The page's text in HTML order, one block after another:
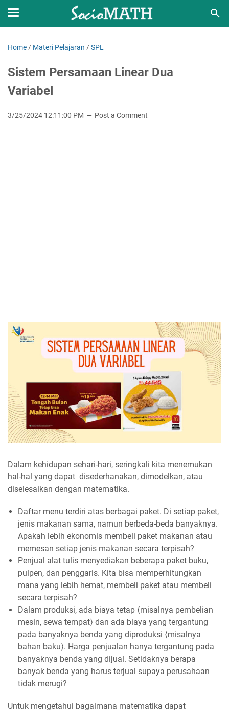
Home / Materi Pelajaran /SPL
Sistem Persamaan Linear Dua
Variabel
3/25/2024 12:11:00 PM Post a Comment
Dalam kehidupan sehari-hari, seringkali kita menemukan
hal-hal yang dapat disederhanakan, dimodelkan, atau
diselesaikan dengan matematika.
Daftar menu terdiri atas berbagai paket. Di setiap paket,
jenis makanan sama, namun berbeda-beda banyaknya.
Apakah lebih ekonomis membeli paket makanan atau
memesan setiap jenis makanan secara terpisah?
Penjual alat tulis menyediakan beberapa paket buku,
pulpen, dan penggaris. Kita bisa memperhitungkan
mana yang lebih hemat, membeli paket atau membeli
secara terpisah?
Dalam produksi, ada biaya tetap ⟨misalnya pembelian
mesin, sewa tempat⟩ dan ada biaya yang tergantung
pada banyaknya benda yang diproduksi ⟨misalnya
bahan baku⟩. Harga penjualan hanya tergantung pada
banyaknya benda yang dijual. Setidaknya berapa
banyak benda yang harus terjual supaya perusahaan
tidak merugi?
Untuk mengetahui bagaimana matematika dapat